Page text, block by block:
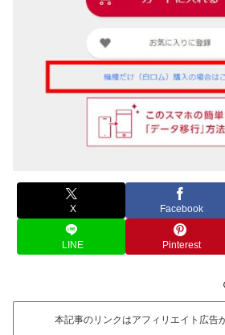
X Facebook
LINE Pinterest
本記事のリンクはアフィリエイト広告